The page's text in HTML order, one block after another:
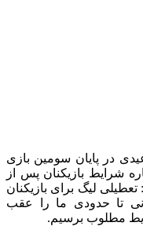
در پایان سومین بازی
شرایط بازیکنان پس از
لیگ برای بازیکنان
تا حدودی ما را عقب
مطلوب برسیم.